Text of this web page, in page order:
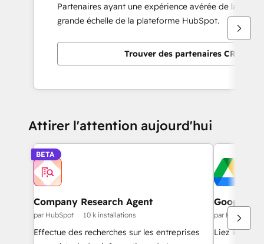
Partenaires ayant une expérience avérée de la
grande échelle de la plateforme HubSpot.
Trouver des partenaires CRM
Attirer l'attention aujourd'hui
BETA
Company Research Agent
par HubSpot 10 k installations
Effectue des recherches sur les entreprises
Google
par HubSpot
Liez les